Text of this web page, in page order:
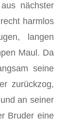
nächster
harmlos
langen
Maul. Da
seine
zurückzog,
an seiner
Bruder eine